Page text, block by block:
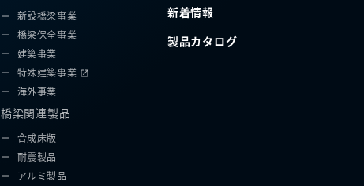
新設橋梁事業
橋梁保全事業
建築事業
特殊建築事業
海外事業
橋梁関連製品
合成床版
耐震製品
アルミ製品
新着情報
製品カタログ